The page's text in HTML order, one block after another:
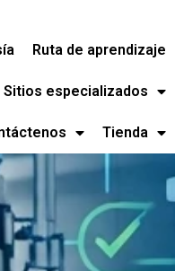
Ruta de aprendizaje
Sitios especializados
Tienda